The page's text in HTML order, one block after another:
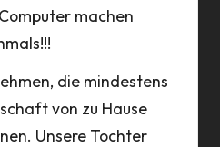
machen
die mindestens
von zu Hause
Unsere Tochter